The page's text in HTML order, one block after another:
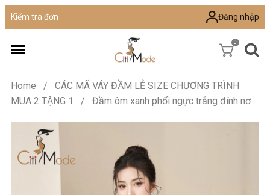
Kiểm tra đơn Đăng nhập
0
Home /
CÁC MÃ VÁY ĐẦM LẺ SIZE CHƯƠNG TRÌNH
MUA 2 TẶNG 1
/ Đầm ôm xanh phối ngực trắng đính nơ